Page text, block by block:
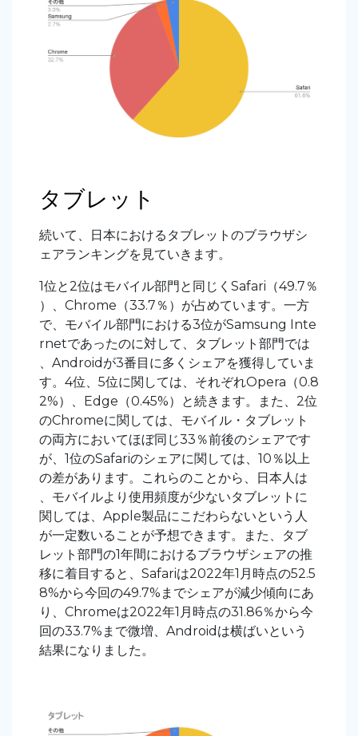
タブレット
続いて、日本におけるタブレットのブラウザシ
ェアランキングを見ていきます。
1位と2位はモバイル部門と同じくSafari（49.7％
）、Chrome（33.7％）が占めています。一方
で、モバイル部門における3位がSamsung Inte
rnetであったのに対して、タブレット部門では
、Androidが3番目に多くシェアを獲得していま
す。4位、5位に関しては、それぞれOpera（0.8
2%）、Edge（0.45%）と続きます。また、2位
のChromeに関しては、モバイル・タブレット
の両方においてほぼ同じ33％前後のシェアです
が、1位のSafariのシェアに関しては、10％以上
の差があります。これらのことから、日本人は
、モバイルより使用頻度が少ないタブレットに
関しては、Apple製品にこだわらないという人
が一定数いることが予想できます。また、タブ
レット部門の1年間におけるブラウザシェアの推
移に着目すると、Safariは2022年1月時点の52.5
8%から今回の49.7%までシェアが減少傾向にあ
り、Chromeは2022年1月時点の31.86％から今
回の33.7%まで微増、Androidは横ばいという
結果になりました。